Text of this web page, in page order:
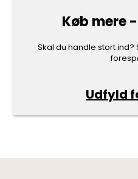
Køb mere
Skal du handle stort
Udfyld